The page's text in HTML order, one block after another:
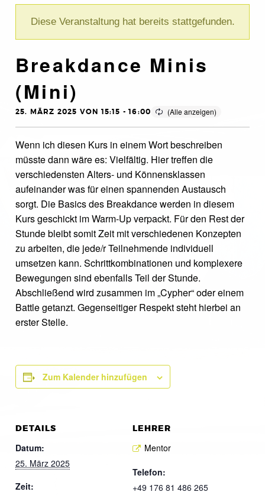
Diese Veranstaltung hat bereits stattgefunden.
Breakdance Minis
(Mini)
25. MÄRZ 2025 VON 15:15 -16:00
Wenn ich diesen Kurs in einem Wort beschreiben
müsste dann wäre es: Vielfältig. Hier treffen die
verschiedensten Alters- und Könnensklassen
aufeinander was für einen spannenden Austausch
sorgt. Die Basics des Breakdance werden in diesem
Kurs geschickt im Warm-Up verpackt. Für den Rest der
Stunde bleibt somit Zeit mit verschiedenen Konzepten
zu arbeiten, die jede/r Teilnehmende individuell
umsetzen kann. Schrittkombinationen und komplexere
Bewegungen sind ebenfalls Teil der Stunde.
Abschließend wird zusammen im „Cypher“ oder einem
Battle getanzt. Gegenseitiger Respekt steht hierbei an
erster Stelle.
Zum Kalender hinzufügen
DETAILS
Datum:
25. März 2025
Zeit:
LEHRER
Mentor
Telefon:
+49 176 81 486 265